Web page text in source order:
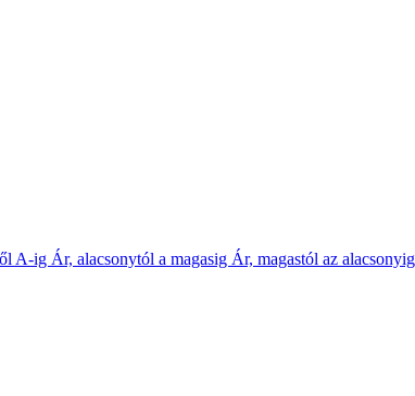
A-ig Ár, alacsonytól a magasig Ár, magastól az alacsonyig